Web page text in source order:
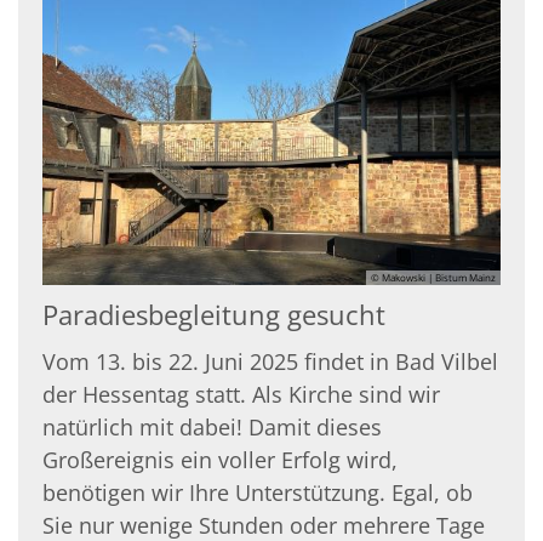
© Makowski | Bistum Mainz
Paradiesbegleitung gesucht
Vom 13. bis 22. Juni 2025 findet in Bad Vilbel
der Hessentag statt. Als Kirche sind wir
natürlich mit dabei! Damit dieses
Großereignis ein voller Erfolg wird,
benötigen wir Ihre Unterstützung. Egal, ob
Sie nur wenige Stunden oder mehrere Tage